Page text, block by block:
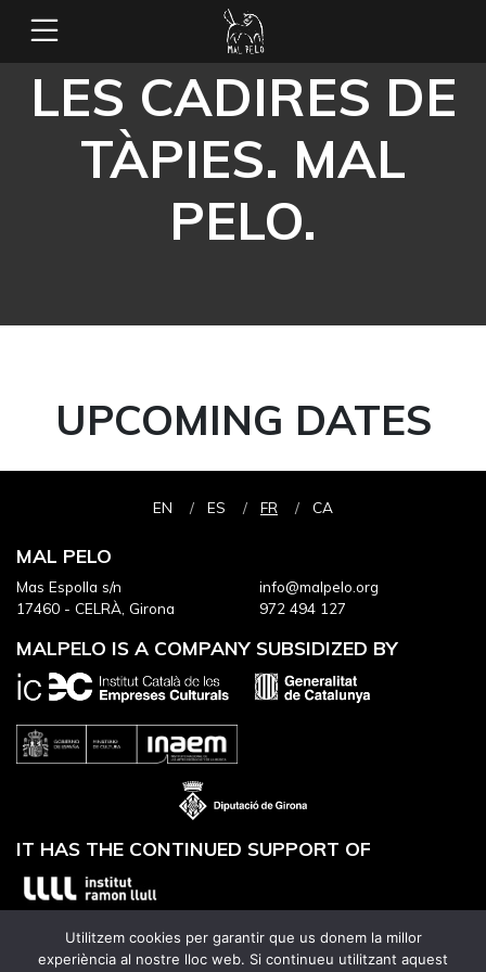
LES CADIRES DE
TÀPIES. MAL
PELO.
UPCOMING DATES
EN ES FR CA
MAL PELO
Mas Espolla s/n
17460 - CELRÀ, Girona
info@malpelo.org
972 494 127
MALPELO IS A COMPANY SUBSIDIZED BY
IT HAS THE CONTINUED SUPPORT OF
Utilitzem cookies per garantir que us donem la millor
experiència al nostre lloc web. Si continueu utilitzant aquest